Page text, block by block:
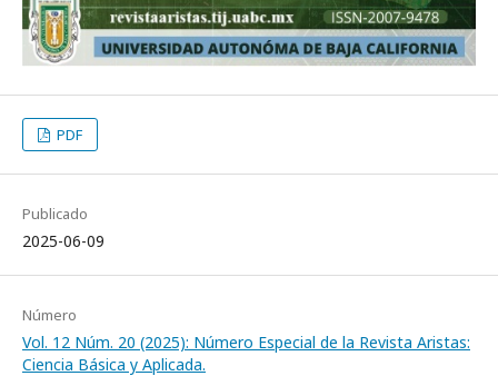
PDF
Publicado
2025-06-09
Número
Vol. 12 Núm. 20 (2025): Número Especial de la Revista Aristas:
Ciencia Básica y Aplicada.